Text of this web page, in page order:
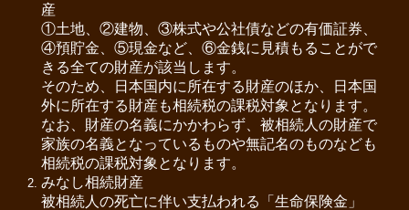
お問い合わせ
プライバシーポリシー
サービス案内
料金について
セミナー案内
産
①土地、②建物、③株式や公社債などの有価証券、
④預貯金、⑤現金など、⑥金銭に見積もることがで
きる全ての財産が該当します。
そのため、日本国内に所在する財産のほか、日本国
外に所在する財産も相続税の課税対象となります。
なお、財産の名義にかかわらず、被相続人の財産で
家族の名義となっているものや無記名のものなども
相続税の課税対象となります。
みなし相続財産
被相続人の死亡に伴い支払われる「生命保険金」